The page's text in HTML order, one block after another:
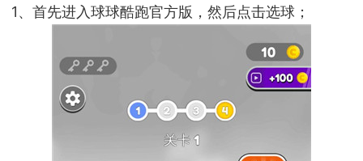
1、首先进入球球酷跑官方版，然后点击选球；